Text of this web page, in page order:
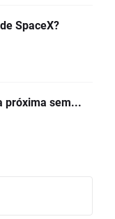
SpaceX?
próxima sem...